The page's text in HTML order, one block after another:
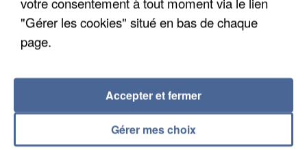
L’UN DES FONDATEURS SUPPOSÉS DE LA DZ
MAFIA INTERPELLÉ EN ALGÉRIE
"Gérer les cookies" situé en bas de chaque
page.
Gérer mes choix
Accepter et fermer